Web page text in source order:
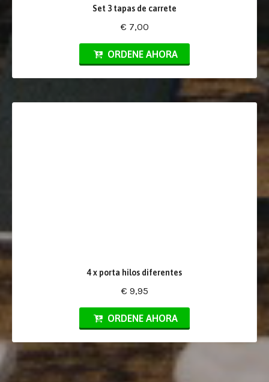
Set 3 tapas de carrete
€ 7,00
ORDENE AHORA
4 x porta hilos diferentes
€ 9,95
ORDENE AHORA